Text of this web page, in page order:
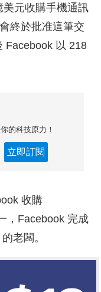
元收購手機通訊
終於批准這筆交
Facebook 以 218
的科技原力！
立即訂閱
收購
，Facebook 完成
老闆。